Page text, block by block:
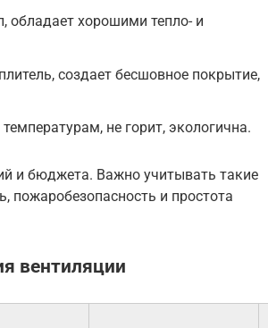
обладает хорошими тепло- и
создает бесшовное покрытие,
не горит, экологична.
и бюджета. Важно учитывать такие
пожаробезопасность и простота
вентиляции